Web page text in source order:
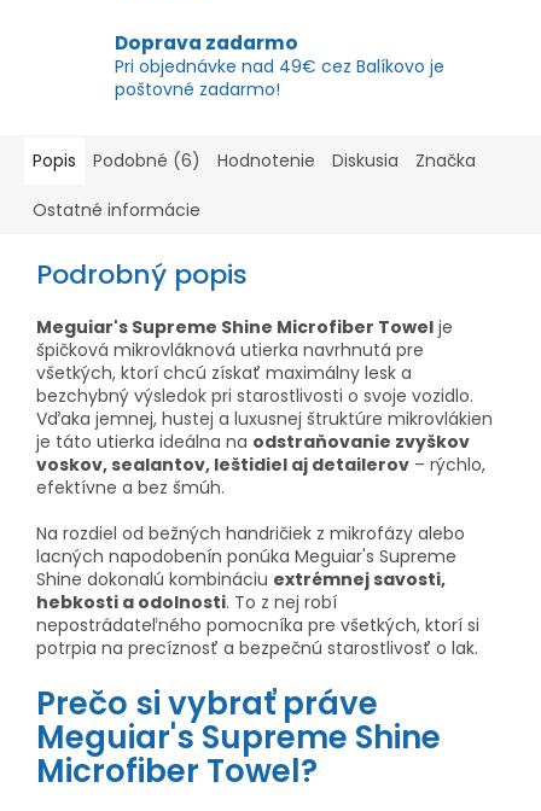
Doprava zadarmo
Pri objednávke nad 49€ cez Balíkovo je
poštovné zadarmo!
Popis Podobné (6) Hodnotenie Diskusia Značka
Ostatné informácie
Podrobný popis
Meguiar's Supreme Shine Microfiber Towel je
špičková mikrovláknová utierka navrhnutá pre
všetkých, ktorí chcú získať maximálny lesk a
bezchybný výsledok pri starostlivosti o svoje vozidlo.
Vďaka jemnej, hustej a luxusnej štruktúre mikrovlákien
je táto utierka ideálna na odstraňovanie zvyškov
voskov, sealantov, leštidiel aj detailerov – rýchlo,
efektívne a bez šmúh.
Na rozdiel od bežných handričiek z mikrofázy alebo
lacných napodobenín ponúka Meguiar's Supreme
Shine dokonalú kombináciu extrémnej savosti,
hebkosti a odolnosti. To z nej robí
nepostrádateľného pomocníka pre všetkých, ktorí si
potrpia na precíznosť a bezpečnú starostlivosť o lak.
Prečo si vybrať práve
Meguiar's Supreme Shine
Microfiber Towel?